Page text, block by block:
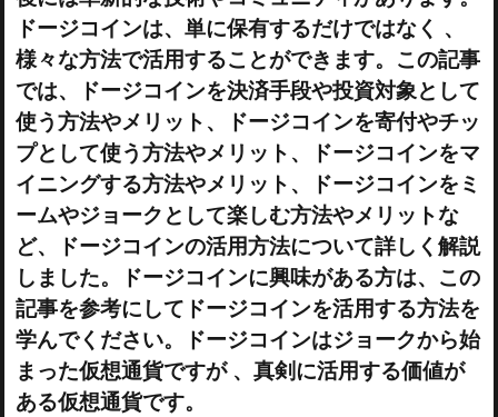
ドージコインは、単に保有するだけではなく 、
様々な方法で活用することができます。この記事
では、ドージコインを決済手段や投資対象として
使う方法やメリット、ドージコインを寄付やチッ
プとして使う方法やメリット、ドージコインをマ
イニングする方法やメリット、ドージコインをミ
ームやジョークとして楽しむ方法やメリットな
ど、ドージコインの活用方法について詳しく解説
しました。ドージコインに興味がある方は、この
記事を参考にしてドージコインを活用する方法を
学んでください。ドージコインはジョークから始
まった仮想通貨ですが 、真剣に活用する価値が
ある仮想通貨です。